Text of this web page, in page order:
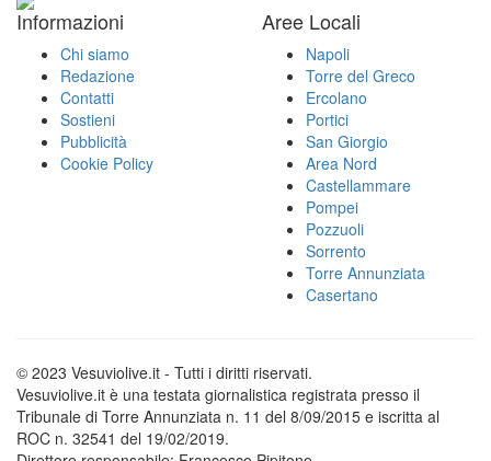
Informazioni
Chi siamo
Redazione
Contatti
Sostieni
Pubblicità
Cookie Policy
Aree Locali
Napoli
Torre del Greco
Ercolano
Portici
San Giorgio
Area Nord
Castellammare
Pompei
Pozzuoli
Sorrento
Torre Annunziata
Casertano
© 2023 Vesuviolive.it - Tutti i diritti riservati.
Vesuviolive.it è una testata giornalistica registrata presso il
Tribunale di Torre Annunziata n. 11 del 8/09/2015 e iscritta al
ROC n. 32541 del 19/02/2019.